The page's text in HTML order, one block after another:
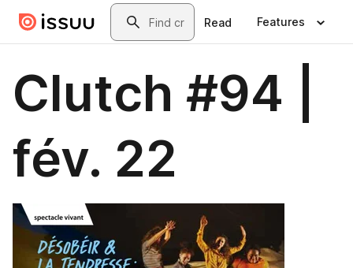
Skip to main contentSearch
Read Features
Clutch #94 |
fév. 22